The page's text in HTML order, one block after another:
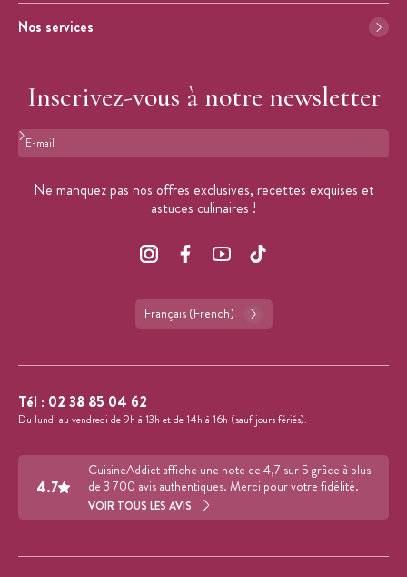
Nos services
Inscrivez-vous à notre newsletter
Format : adresse@email.com
Ne manquez pas nos offres exclusives, recettes exquises et
astuces culinaires !
Français (French)
Tél : 02 38 85 04 62
Du lundi au vendredi de 9h à 13h et de 14h à 16h (sauf jours fériés).
4.7
CuisineAddict affiche une note de 4,7 sur 5 grâce à plus
de 3 700 avis authentiques. Merci pour votre fidélité.
VOIR TOUS LES AVIS